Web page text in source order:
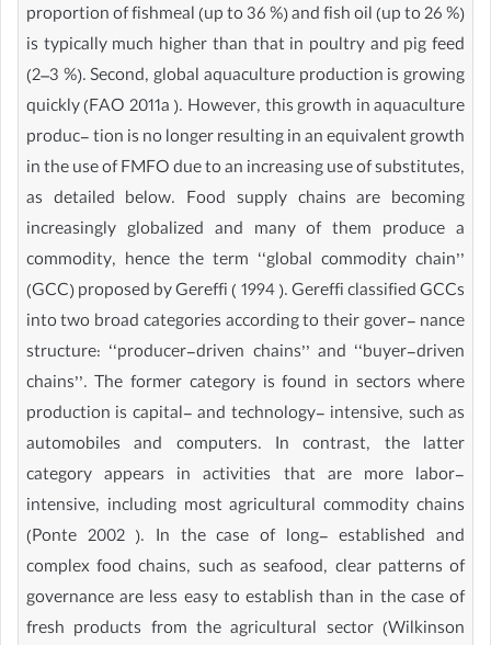
proportion of fishmeal (up to 36 %) and fish oil (up to 26 %)
is typically much higher than that in poultry and pig feed
(2–3 %). Second, global aquaculture production is growing
quickly (FAO 2011a ). However, this growth in aquaculture
produc- tion is no longer resulting in an equivalent growth
in the use of FMFO due to an increasing use of substitutes,
as detailed below. Food supply chains are becoming
increasingly globalized and many of them produce a
commodity, hence the term ‘‘global commodity chain’’
(GCC) proposed by Gereffi ( 1994 ). Gereffi classified GCCs
into two broad categories according to their gover- nance
structure: ‘‘producer-driven chains’’ and ‘‘buyer-driven
chains’’. The former category is found in sectors where
production is capital- and technology- intensive, such as
automobiles and computers. In contrast, the latter
category appears in activities that are more labor-
intensive, including most agricultural commodity chains
(Ponte 2002 ). In the case of long- established and
complex food chains, such as seafood, clear patterns of
governance are less easy to establish than in the case of
fresh products from the agricultural sector (Wilkinson